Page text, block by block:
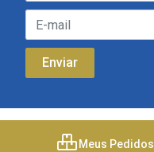
Meus Pedidos